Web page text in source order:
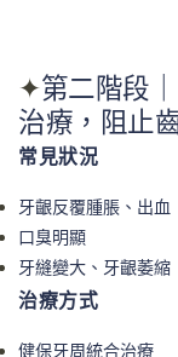
✦第二階段
治療，阻止
常見狀況
牙齦反覆腫脹、出血
口臭明顯
牙縫變大、牙齦萎縮
治療方式
健保牙周統合治療